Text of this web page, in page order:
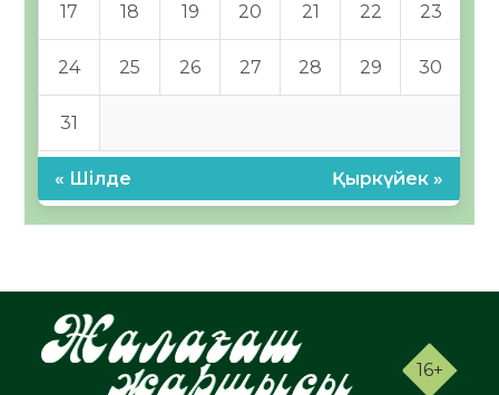
17 18 19 20 21 22 23
24 25 26 27 28 29 30
31
« Шілде Қыркүйек »
16+